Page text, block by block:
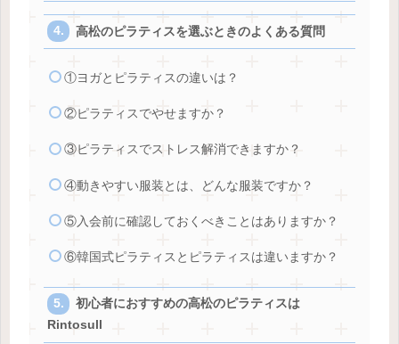
高松のピラティスを選ぶときのよくある質問
①ヨガとピラティスの違いは？
②ピラティスでやせますか？
③ピラティスでストレス解消できますか？
④動きやすい服装とは、どんな服装ですか？
⑤入会前に確認しておくべきことはありますか？
⑥韓国式ピラティスとピラティスは違いますか？
初心者におすすめの高松のピラティスは
Rintosull